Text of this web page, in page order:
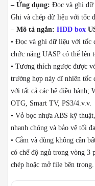
– Ứng dụng: Đọc và ghi dữ
Ghi và chép dữ liệu với tốc
– Mô tả ngắn: HDD box
• Đọc và ghi dữ liệu với tốc
chức năng UASP có thể lên
• Tương thích ngược được
trường hợp này dĩ nhiên tốc
với tất cả các hệ điều
OTG, Smart TV, PS3/4.v.v.
• Vỏ bọc nhựa ABS kỹ
nhanh chóng và bảo vệ tối
• Cắm và dùng không cần
có chế độ ngủ trong vòng 3
chép hoặc mở file bên trong.